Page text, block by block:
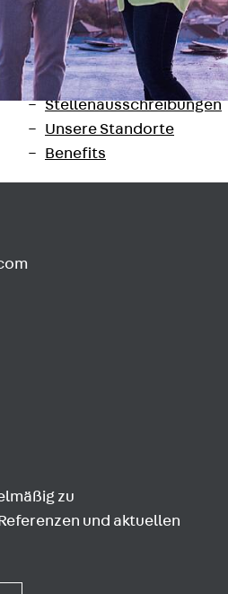
Newsletter
Presse
Karriere
Zurück Karriere
Stellenausschreibungen
Unsere Standorte
Benefits
zu
und aktuellen